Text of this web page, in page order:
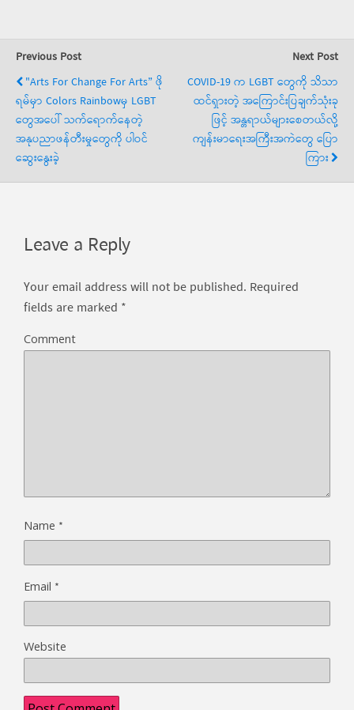
Previous Post
"Arts For Change For Arts” ဖို
ရမ်မှာ Colors Rainbowမှ LGBT
တွေအပေါ် သက်ရောက်နေတဲ့
အနုပညာဖန်တီးမှုတွေကို ပါဝင်
ဆွေးနွေးခဲ့
Next Post
COVID-19 က LGBT တွေကို သိသာ
ထင်ရှားတဲ့ အကြောင်းပြချက်သုံးခု
ဖြင့် အန္တရာယ်များစေတယ်လို့
ကျန်းမာရေးအကြီးအကဲတွေ ပြော
ကြား
Leave a Reply
Your email address will not be published. Required
fields are marked *
Comment
Name *
Email *
Website